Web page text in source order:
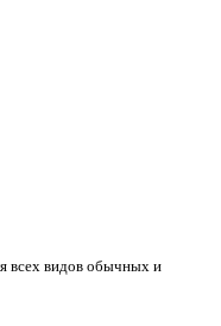
всех видов обычных и